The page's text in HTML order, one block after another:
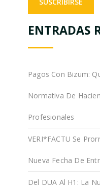
ENTRADAS
Pagos Con Bizum:
Normativa De
Profesionales
VERI*FACTU Se
Nueva Fecha De
Del DUA Al H1: La